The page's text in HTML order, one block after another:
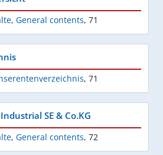
, General contents, 71
, 71
SE & Co.KG
, General contents, 72